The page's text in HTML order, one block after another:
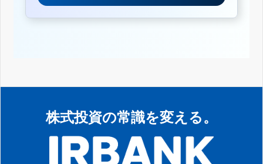
株式投資の常識を変える。